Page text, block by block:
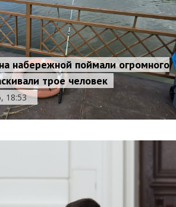
набережной поймали огромного
трое человек
18:53